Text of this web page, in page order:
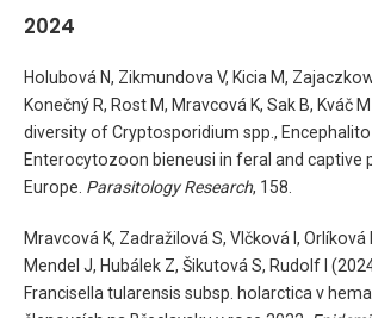
2024
Holubová N, Zikmundova V, Kicia M,
Konečný R, Rost M, Mravcová K, Sak B, Kváč
diversity of Cryptosporidium spp.,
Enterocytozoon bieneusi in feral and captive
Europe. Parasitology Research, 158.
Mravcová K, Zadražilová S, Vlčková I, Orlíková
Mendel J, Hubálek Z, Šikutová S, Rudolf I
Francisella tularensis subsp. holarctica v